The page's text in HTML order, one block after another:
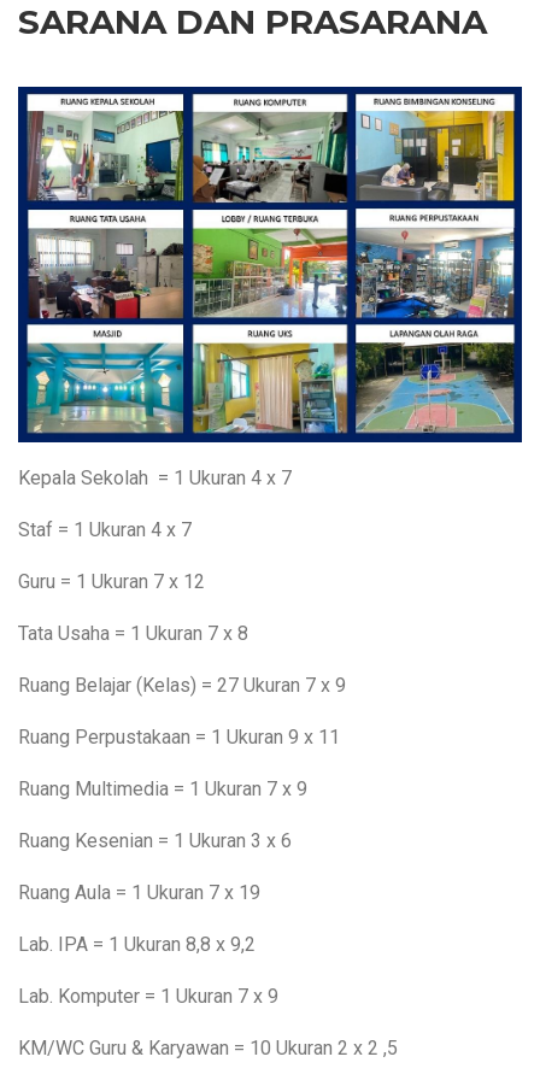
SARANA DAN PRASARANA
Kepala Sekolah = 1 Ukuran 4 x 7
Staf = 1 Ukuran 4 x 7
Guru = 1 Ukuran 7 x 12
Tata Usaha = 1 Ukuran 7 x 8
Ruang Belajar (Kelas) = 27 Ukuran 7 x 9
Ruang Perpustakaan = 1 Ukuran 9 x 11
Ruang Multimedia = 1 Ukuran 7 x 9
Ruang Kesenian = 1 Ukuran 3 x 6
Ruang Aula = 1 Ukuran 7 x 19
Lab. IPA = 1 Ukuran 8,8 x 9,2
Lab. Komputer = 1 Ukuran 7 x 9
KM/WC Guru & Karyawan = 10 Ukuran 2 x 2 ,5